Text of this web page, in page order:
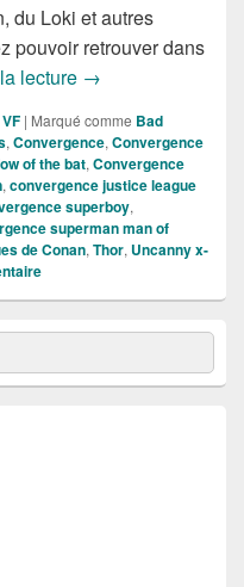
du Loki et autres
pouvoir retrouver dans
lecture Sorties des
→
| Marqué comme Bad
,Convergence,Convergence
of the bat,Convergence
,convergence justice league
superboy,
superman man of
de Conan,Thor, Uncanny x-